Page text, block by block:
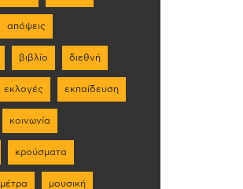
απόψεις
βιβλίο διεθνή
εκλογές εκπαίδευση
κοινωνία
κρούσματα
μέτρα μουσική